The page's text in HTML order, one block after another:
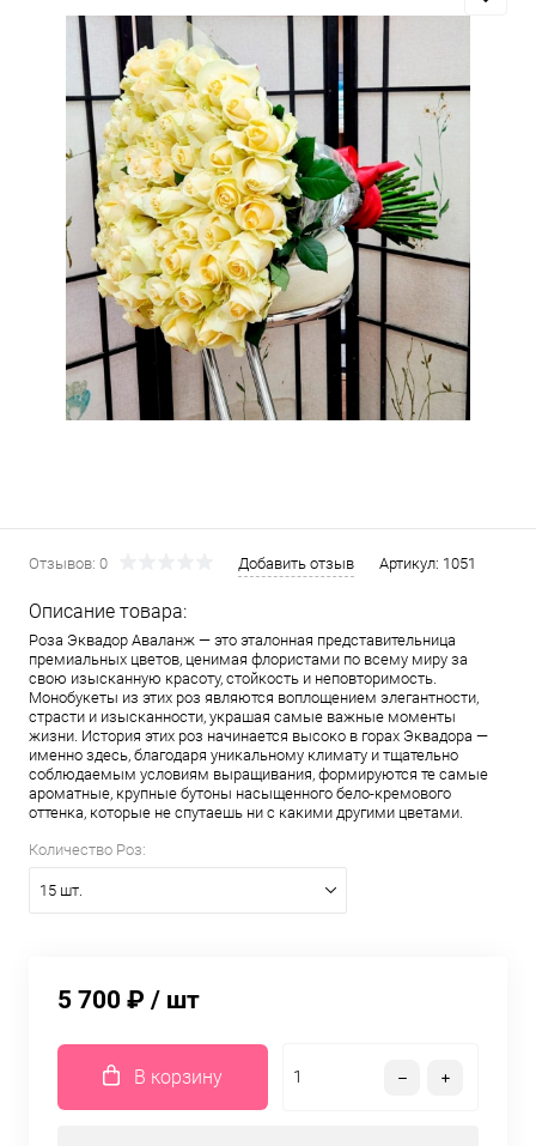
Отзывов: 0 Добавить отзыв Артикул: 1051
Описание товара:
Роза Эквадор Аваланж — это эталонная представительница
премиальных цветов, ценимая флористами по всему миру за
свою изысканную красоту, стойкость и неповторимость.
Монобукеты из этих роз являются воплощением элегантности,
страсти и изысканности, украшая самые важные моменты
жизни. История этих роз начинается высоко в горах Эквадора —
именно здесь, благодаря уникальному климату и тщательно
соблюдаемым условиям выращивания, формируются те самые
ароматные, крупные бутоны насыщенного бело-кремового
оттенка, которые не спутаешь ни с какими другими цветами.
Количество Роз:
15 шт.
5 700 ₽ / шт
В корзину